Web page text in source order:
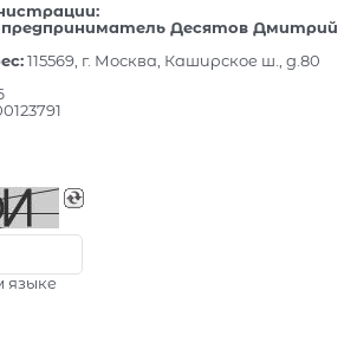
предприниматель Десятов Дмитрий
115569, г. Москва, Каширское ш., д.80
языке